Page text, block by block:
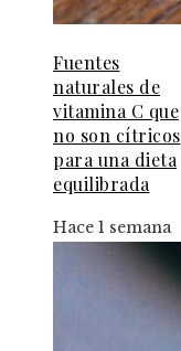
Fuentes
naturales de
vitamina C que
no son cítricos
para una dieta
equilibrada
Hace 1 semana